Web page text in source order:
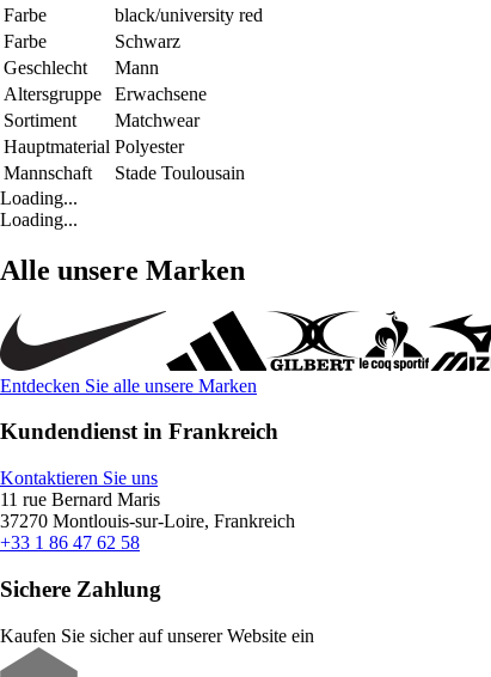
Farbe
black/university red
Farbe
Schwarz
Geschlecht
Mann
Altersgruppe
Erwachsene
Sortiment
Matchwear
Hauptmaterial Polyester
Mannschaft
Stade Toulousain
Loading...
Loading...
Alle unsere Marken
Entdecken Sie alle unsere Marken
Kundendienst in Frankreich
Kontaktieren Sie uns
11 rue Bernard Maris
37270 Montlouis-sur-Loire, Frankreich
+33 1 86 47 62 58
Sichere Zahlung
Kaufen Sie sicher auf unserer Website ein